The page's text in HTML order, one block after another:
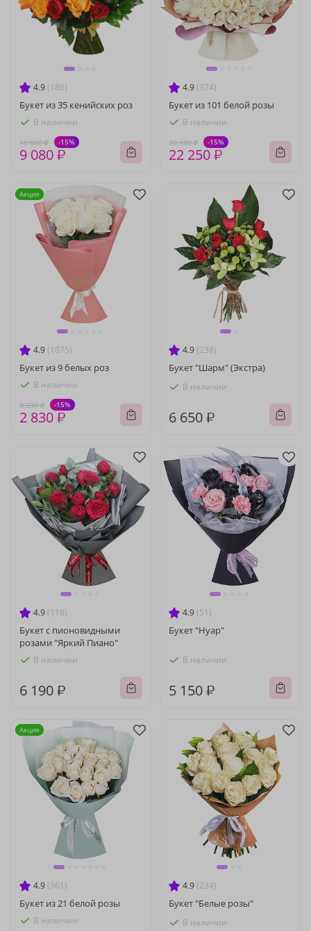
4.9 (186)
Букет из 35 кенийских роз
В наличии
10 680 ₽ -15%
9 080 ₽
4.9 (374)
Букет из 101 белой розы
В наличии
26 180 ₽ -15%
22 250 ₽
4.9 (1075)
Букет из 9 белых роз
В наличии
3 330 ₽ -15%
2 830 ₽
Акция
4.9 (238)
Букет "Шарм" (Экстра)
В наличии
6 650 ₽
4.9 (118)
Букет с пионовидными
розами "Яркий Пиано"
В наличии
6 190 ₽
4.9 (51)
Букет "Нуар"
В наличии
5 150 ₽
4.9 (361)
Букет из 21 белой розы
В наличии
Акция
4.9 (234)
Букет "Белые розы"
В наличии